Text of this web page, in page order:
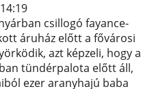
csillogó fayance-
áruház előtt a fővárosi
azt képzeli, hogy a
tündérpalota előtt áll,
ezer aranyhajú baba